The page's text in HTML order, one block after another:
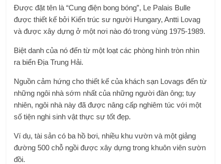
Được đặt tên là “Cung điện bong bóng”, Le Palais Bulle
được thiết kế bởi Kiến trúc sư người Hungary, Antti Lovag
và được xây dựng ở một nơi nào đó trong vùng 1975-1989.
Biệt danh của nó đến từ một loạt các phòng hình tròn nhìn
ra biển Địa Trung Hải.
Nguồn cảm hứng cho thiết kế của khách sạn Lovags đến từ
những ngôi nhà sớm nhất của những người đàn ông; tuy
nhiên, ngôi nhà này đã được nâng cấp nghiêm túc với một
số tiện nghi sinh vật thực sự tốt đẹp.
Ví dụ, tài sản có ba hồ bơi, nhiều khu vườn và một giảng
đường 500 chỗ ngồi được xây dựng trong khuôn viên sườn
đồi.